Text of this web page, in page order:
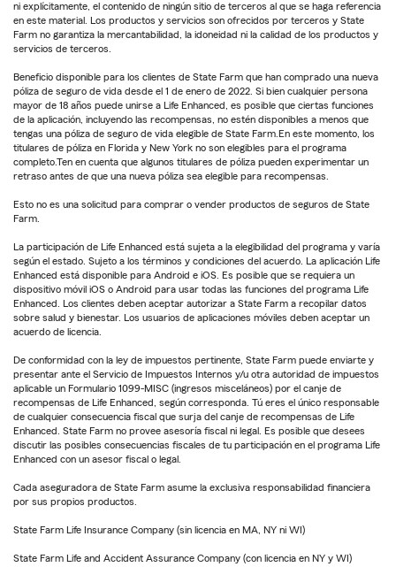
ni explícitamente, el contenido de ningún sitio de terceros al que se haga referencia
en este material. Los productos y servicios son ofrecidos por terceros y State
Farm no garantiza la mercantabilidad, la idoneidad ni la calidad de los productos y
servicios de terceros.
Beneficio disponible para los clientes de State Farm que han comprado una nueva
póliza de seguro de vida desde el 1 de enero de 2022. Si bien cualquier persona
mayor de 18 años puede unirse a Life Enhanced, es posible que ciertas funciones
de la aplicación, incluyendo las recompensas, no estén disponibles a menos que
tengas una póliza de seguro de vida elegible de State Farm.En este momento, los
titulares de póliza en Florida y New York no son elegibles para el programa
completo.Ten en cuenta que algunos titulares de póliza pueden experimentar un
retraso antes de que una nueva póliza sea elegible para recompensas.
Esto no es una solicitud para comprar o vender productos de seguros de State
Farm.
La participación de Life Enhanced está sujeta a la elegibilidad del programa y varía
según el estado. Sujeto a los términos y condiciones del acuerdo. La aplicación Life
Enhanced está disponible para Android e iOS. Es posible que se requiera un
dispositivo móvil iOS o Android para usar todas las funciones del programa Life
Enhanced. Los clientes deben aceptar autorizar a State Farm a recopilar datos
sobre salud y bienestar. Los usuarios de aplicaciones móviles deben aceptar un
acuerdo de licencia.
De conformidad con la ley de impuestos pertinente, State Farm puede enviarte y
presentar ante el Servicio de Impuestos Internos y/u otra autoridad de impuestos
aplicable un Formulario 1099-MISC (ingresos misceláneos) por el canje de
recompensas de Life Enhanced, según corresponda. Tú eres el único responsable
de cualquier consecuencia fiscal que surja del canje de recompensas de Life
Enhanced. State Farm no provee asesoría fiscal ni legal. Es posible que desees
discutir las posibles consecuencias fiscales de tu participación en el programa Life
Enhanced con un asesor fiscal o legal.
Cada aseguradora de State Farm asume la exclusiva responsabilidad financiera
por sus propios productos.
State Farm Life Insurance Company (sin licencia en MA, NY ni WI)
State Farm Life and Accident Assurance Company (con licencia en NY y WI)